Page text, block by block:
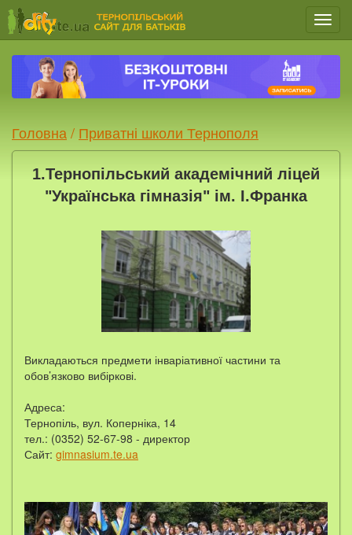
Меню
Головна / Приватні школи Тернополя
1.Тернопільський академічний ліцей
"Українська гімназія" ім. І.Франка
Викладаються предмети інваріативної частини та
обов’язково вибіркові.
Адреса:
Тернопіль, вул. Коперніка, 14
тел.: (0352) 52-67-98 - директор
Сайт: gimnasium.te.ua